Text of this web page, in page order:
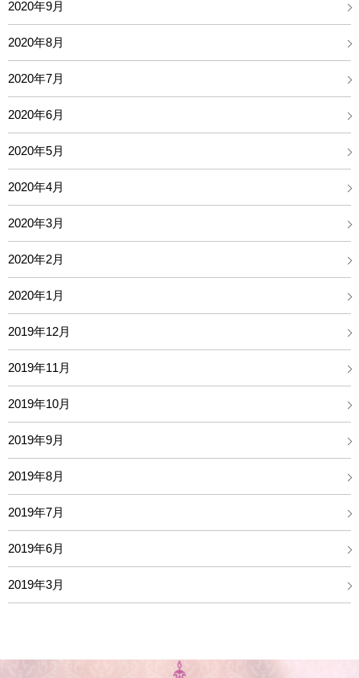
2020年9月
2020年8月
2020年7月
2020年6月
2020年5月
2020年4月
2020年3月
2020年2月
2020年1月
2019年12月
2019年11月
2019年10月
2019年9月
2019年8月
2019年7月
2019年6月
2019年3月